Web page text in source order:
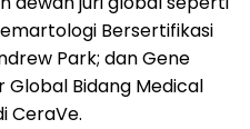
Bersertifikasi
Park; dan Gene
Global Bidang Medical
CeraVe.